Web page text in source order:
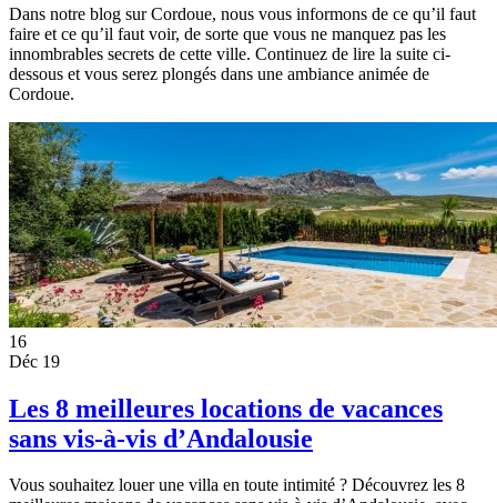
Dans notre blog sur Cordoue, nous vous informons de ce qu’il faut
faire et ce qu’il faut voir, de sorte que vous ne manquez pas les
innombrables secrets de cette ville. Continuez de lire la suite ci-
dessous et vous serez plongés dans une ambiance animée de
Cordoue.
16
Déc 19
Les 8 meilleures locations de vacances
sans vis-à-vis d’Andalousie
Vous souhaitez louer une villa en toute intimité ? Découvrez les 8